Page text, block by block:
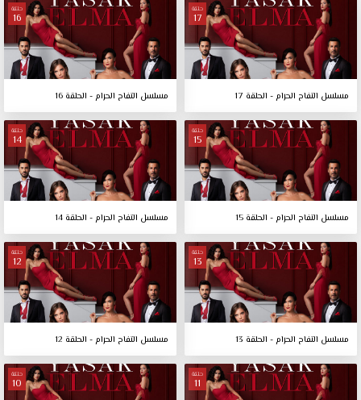
حلقة
17
مسلسل التفاح الحرام - الحلقة 17
حلقة
16
مسلسل التفاح الحرام - الحلقة 16
حلقة
15
مسلسل التفاح الحرام - الحلقة 15
حلقة
14
مسلسل التفاح الحرام - الحلقة 14
حلقة
13
مسلسل التفاح الحرام - الحلقة 13
حلقة
12
مسلسل التفاح الحرام - الحلقة 12
حلقة
11
حلقة
10